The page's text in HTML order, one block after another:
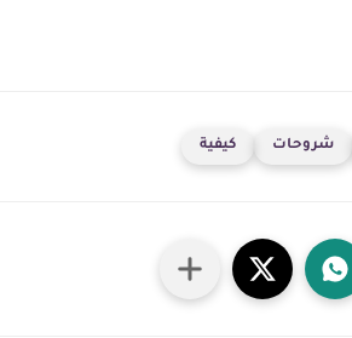
شروحات كيفية